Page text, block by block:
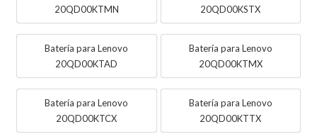
20QD00KTMN
20QD00KSTX
Batería para Lenovo
20QD00KTAD
Batería para Lenovo
20QD00KTMX
Batería para Lenovo
20QD00KTCX
Batería para Lenovo
20QD00KTTX